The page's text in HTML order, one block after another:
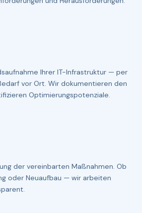
Ihrer IT-Infrastruktur — per
vor Ort. Wir dokumentieren den
Optimierungspotenziale.
der vereinbarten Maßnahmen. Ob
oder Neuaufbau — wir arbeiten